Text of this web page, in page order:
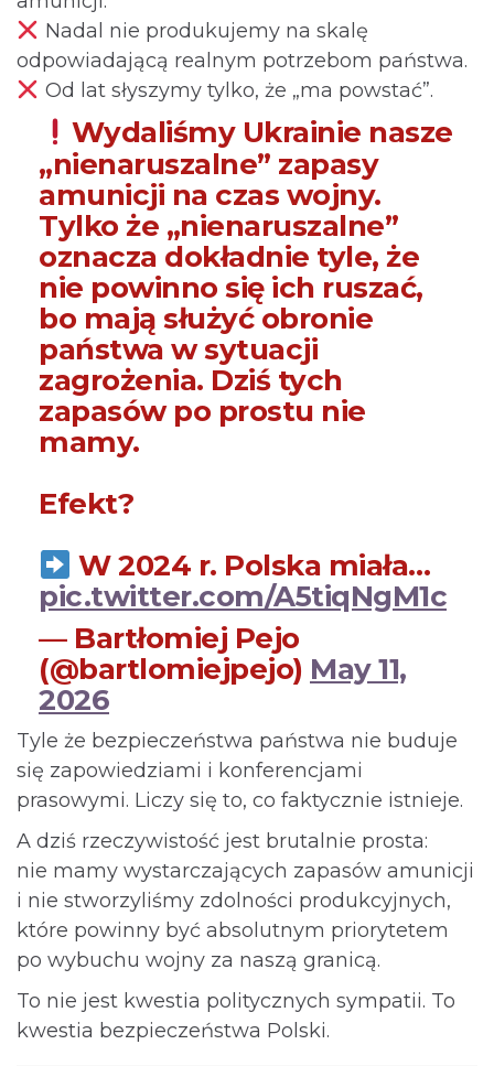
Nadal nie produkujemy na skalę
odpowiadającą realnym potrzebom państwa.
Od lat słyszymy tylko, że „ma powstać”.
Wydaliśmy Ukrainie nasze
„nienaruszalne” zapasy
amunicji na czas wojny.
Tylko że „nienaruszalne”
oznacza dokładnie tyle, że
nie powinno się ich ruszać,
bo mają służyć obronie
państwa w sytuacji
zagrożenia. Dziś tych
zapasów po prostu nie
mamy.
Efekt?
W 2024 r. Polska miała…
pic.twitter.com/A5tiqNgM1c
— Bartłomiej Pejo
(@bartlomiejpejo) May 11,
2026
Tyle że bezpieczeństwa państwa nie buduje
się zapowiedziami i konferencjami
prasowymi. Liczy się to, co faktycznie istnieje.
A dziś rzeczywistość jest brutalnie prosta:
nie mamy wystarczających zapasów amunicji
i nie stworzyliśmy zdolności produkcyjnych,
które powinny być absolutnym priorytetem
po wybuchu wojny za naszą granicą.
To nie jest kwestia politycznych sympatii. To
kwestia bezpieczeństwa Polski.